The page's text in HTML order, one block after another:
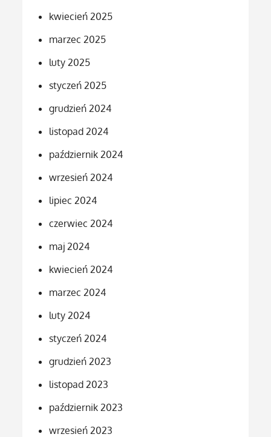
kwiecień 2025
marzec 2025
luty 2025
styczeń 2025
grudzień 2024
listopad 2024
październik 2024
wrzesień 2024
lipiec 2024
czerwiec 2024
maj 2024
kwiecień 2024
marzec 2024
luty 2024
styczeń 2024
grudzień 2023
listopad 2023
październik 2023
wrzesień 2023